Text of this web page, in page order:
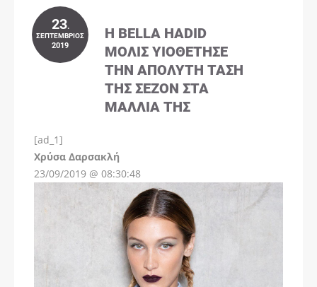
23.
ΣΕΠΤΈΜΒΡΙΟΣ
2019
Η BELLA HADID
ΜΌΛΙΣ ΥΙΟΘΈΤΗΣΕ
ΤΗΝ ΑΠΌΛΥΤΗ ΤΆΣΗ
ΤΗΣ ΣΕΖΌΝ ΣΤΑ
ΜΑΛΛΙΆ ΤΗΣ
[ad_1]
Χρύσα Δαρσακλή
23/09/2019 @ 08:30:48